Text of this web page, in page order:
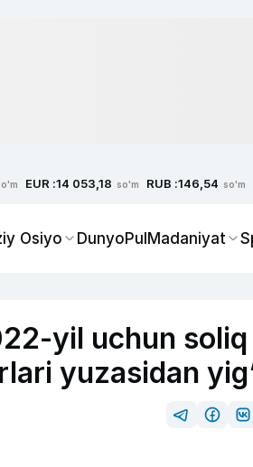
EUR :14 053,18 so'm RUB :146,54 so'm
Osiyo DunyoPulMadaniyat
yil uchun
yuzasidan